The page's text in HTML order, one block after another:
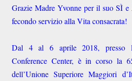
Grazie Madre Yvonne per il suo SÌ
fecondo servizio alla Vita consacrata!
Dal 4 al 6 aprile 2018, presso
Conference Center, è in corso la
dell’Unione Superiore Maggiori